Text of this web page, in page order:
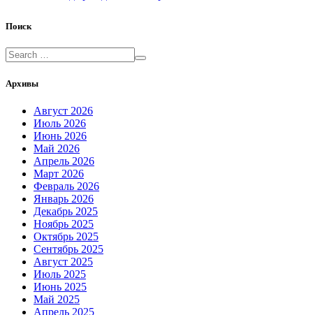
Поиск
Архивы
Август 2026
Июль 2026
Июнь 2026
Май 2026
Апрель 2026
Март 2026
Февраль 2026
Январь 2026
Декабрь 2025
Ноябрь 2025
Октябрь 2025
Сентябрь 2025
Август 2025
Июль 2025
Июнь 2025
Май 2025
Апрель 2025